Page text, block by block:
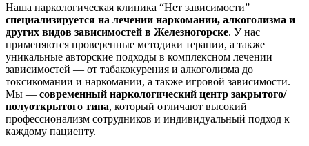
Наша наркологическая клиника “Нет зависимости”
специализируется на лечении наркомании, алкоголизма и
других видов зависимостей в Железногорске. У нас
применяются проверенные методики терапии, а также
уникальные авторские подходы в комплексном лечении
зависимостей — от табакокурения и алкоголизма до
токсикомании и наркомании, а также игровой зависимости.
Мы — современный наркологический центр закрытого/
полуоткрытого типа, который отличают высокий
профессионализм сотрудников и индивидуальный подход к
каждому пациенту.